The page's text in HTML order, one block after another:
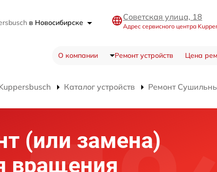
в Новосибирске
Советская улица, 18
Адрес сервисного центра
О компании Ремонт устройств Цена
Каталог устройств Ремонт
(или замена)
вращения